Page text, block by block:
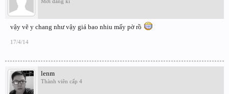
vậy vẽ y chang như vậy giá bao nhiu mấy pờ rồ
17/4/14
lenm
Thành viên cấp 4